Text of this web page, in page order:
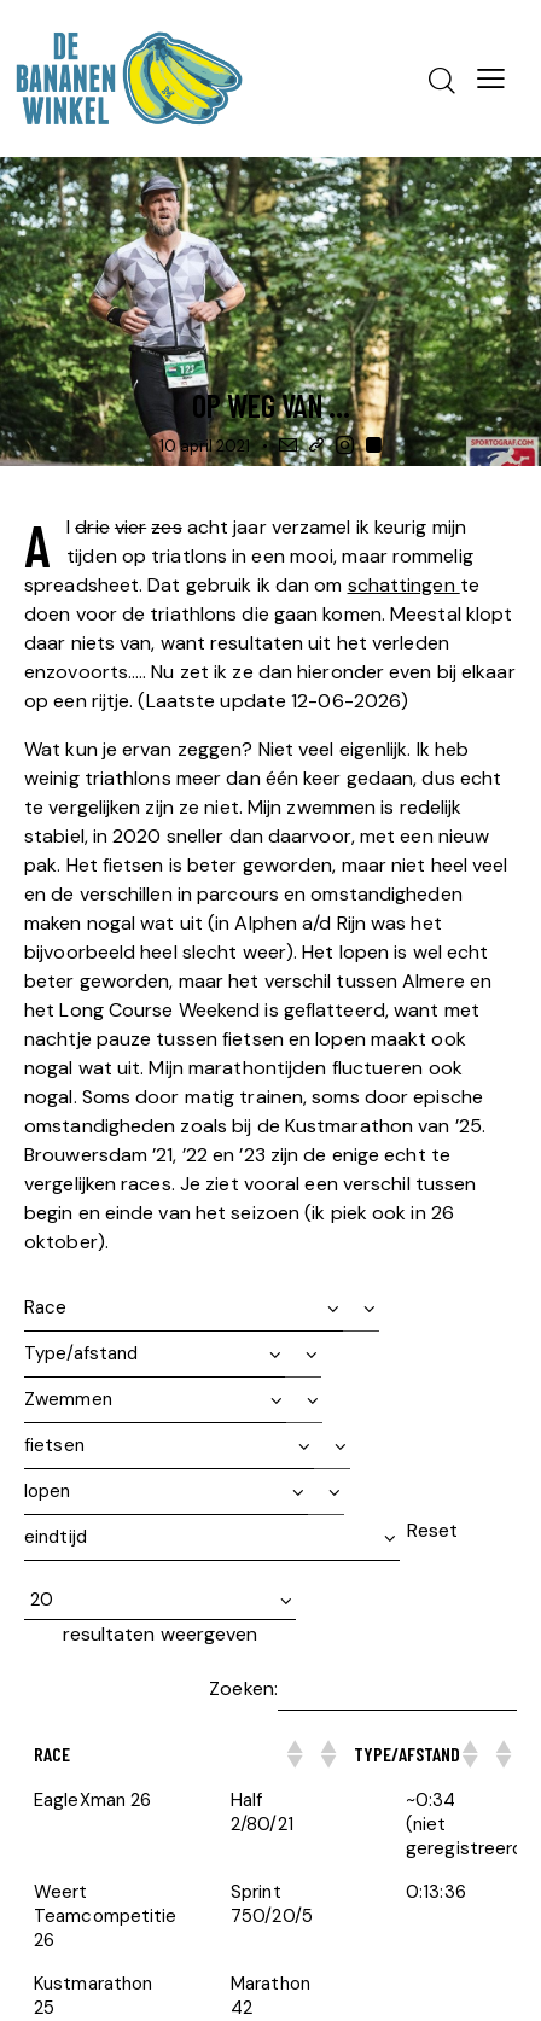
BLOG TRAINING, OP WEG NAAR ...
OP WEG VAN …
10 april 2021
A ldrievierzesacht jaar verzamel ik keurig mijn
tijden op triatlons in een mooi, maar rommelig
spreadsheet. Dat gebruik ik dan om schattingen te
doen voor de triathlons die gaan komen. Meestal klopt
daar niets van, want resultaten uit het verleden
enzovoorts….. Nu zet ik ze dan hieronder even bij elkaar
op een rijtje. (Laatste update 12-06-2026)
Wat kun je ervan zeggen? Niet veel eigenlijk. Ik heb
weinig triathlons meer dan één keer gedaan, dus echt
te vergelijken zijn ze niet. Mijn zwemmen is redelijk
stabiel, in 2020 sneller dan daarvoor, met een nieuw
pak. Het fietsen is beter geworden, maar niet heel veel
en de verschillen in parcours en omstandigheden
maken nogal wat uit (in Alphen a/d Rijn was het
bijvoorbeeld heel slecht weer). Het lopen is wel echt
beter geworden, maar het verschil tussen Almere en
het Long Course Weekend is geflatteerd, want met
nachtje pauze tussen fietsen en lopen maakt ook
nogal wat uit. Mijn marathontijden fluctueren ook
nogal. Soms door matig trainen, soms door epische
omstandigheden zoals bij de Kustmarathon van ’25.
Brouwersdam ’21, ’22 en ’23 zijn de enige echt te
vergelijken races. Je ziet vooral een verschil tussen
begin en einde van het seizoen (ik piek ook in 26
oktober).
Reset
resultaten weergeven
Zoeken:
RACE TYPE/AFSTAND
RACE
TYPE/AFSTAND ZWEMMEN
EagleXman 26
Half
2/80/21
~0:34
(niet
geregistreerd)
Weert
Teamcompetitie
26
Sprint
750/20/5
0:13:36
Kustmarathon
25
Marathon
42